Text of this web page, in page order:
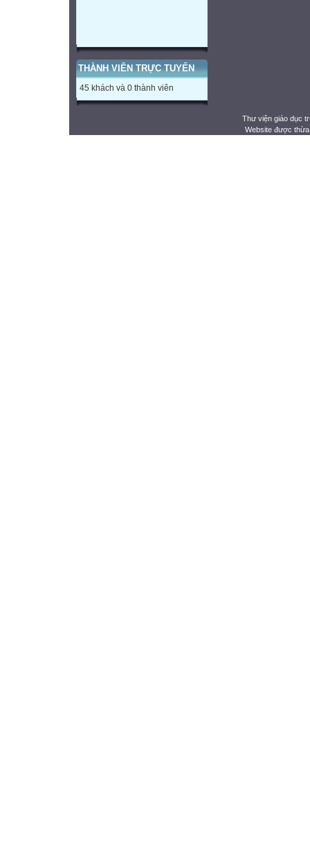
THÀNH VIÊN TRỰC TUYẾN
45 khách và 0 thành viên
Thư viện giáo dục
Website được